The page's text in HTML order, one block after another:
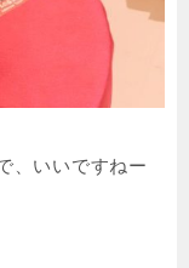
、いいですねー